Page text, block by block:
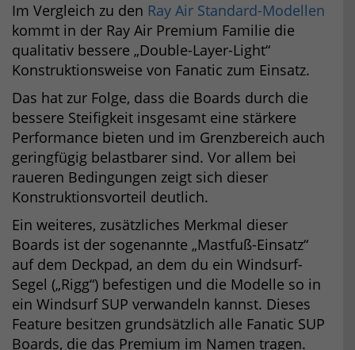
Im Vergleich zu den Ray Air Standard-Modellen
kommt in der Ray Air Premium Familie die
qualitativ bessere „Double-Layer-Light“
Konstruktionsweise von Fanatic zum Einsatz.
Das hat zur Folge, dass die Boards durch die
bessere Steifigkeit insgesamt eine stärkere
Performance bieten und im Grenzbereich auch
geringfügig belastbarer sind. Vor allem bei
raueren Bedingungen zeigt sich dieser
Konstruktionsvorteil deutlich.
Ein weiteres, zusätzliches Merkmal dieser
Boards ist der sogenannte „Mastfuß-Einsatz“
auf dem Deckpad, an dem du ein Windsurf-
Segel („Rigg“) befestigen und die Modelle so in
ein Windsurf SUP verwandeln kannst. Dieses
Feature besitzen grundsätzlich alle Fanatic SUP
Boards, die das Premium im Namen tragen.